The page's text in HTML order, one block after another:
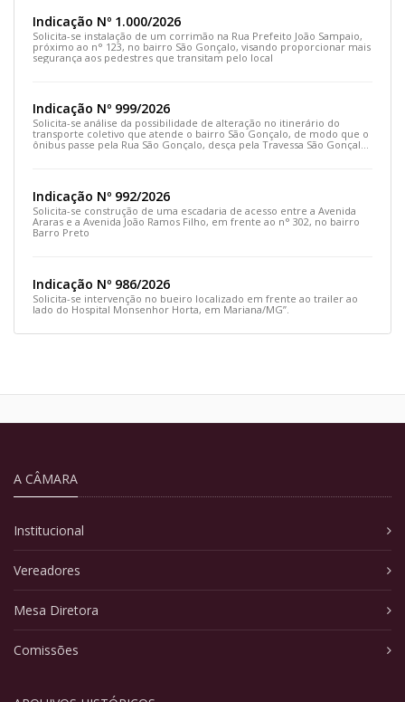
Indicação Nº 1.000/2026
Solicita-se instalação de um corrimão na Rua Prefeito João Sampaio,
próximo ao n° 123, no bairro São Gonçalo, visando proporcionar mais
segurança aos pedestres que transitam pelo local
Indicação Nº 999/2026
Solicita-se análise da possibilidade de alteração no itinerário do
transporte coletivo que atende o bairro São Gonçalo, de modo que o
ônibus passe pela Rua São Gonçalo, desça pela Travessa São Gonçalo
Indicação Nº 992/2026
Solicita-se construção de uma escadaria de acesso entre a Avenida
Araras e a Avenida João Ramos Filho, em frente ao n° 302, no bairro
Barro Preto
Indicação Nº 986/2026
Solicita-se intervenção no bueiro localizado em frente ao trailer ao
lado do Hospital Monsenhor Horta, em Mariana/MG”.
A CÂMARA
Institucional
Vereadores
Mesa Diretora
Comissões